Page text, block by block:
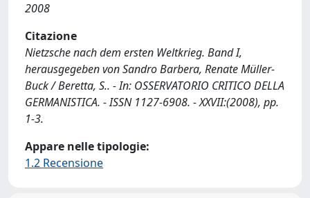
2008
Citazione
Nietzsche nach dem ersten Weltkrieg. Band I,
herausgegeben von Sandro Barbera, Renate Müller-
Buck / Beretta, S.. - In: OSSERVATORIO CRITICO DELLA
GERMANISTICA. - ISSN 1127-6908. - XXVII:(2008), pp.
1-3.
Appare nelle tipologie:
1.2 Recensione